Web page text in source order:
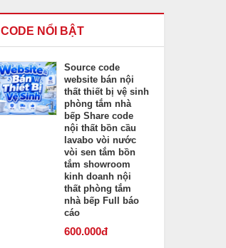
CODE NỔI BẬT
Source code
website bán nội
thất thiết bị vệ sinh
phòng tắm nhà
bếp Share code
nội thất bồn cầu
lavabo vòi nước
vòi sen tắm bồn
tắm showroom
kinh doanh nội
thất phòng tắm
nhà bếp Full báo
cáo
600.000đ